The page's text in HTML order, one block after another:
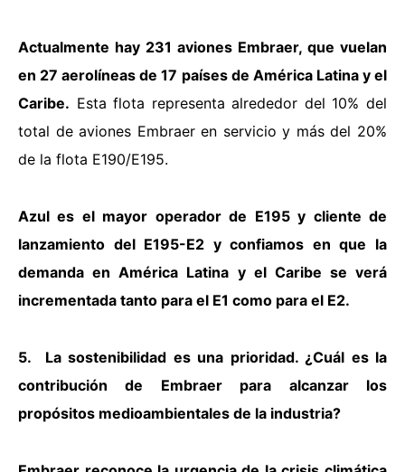
Actualmente hay 231 aviones Embraer, que vuelan
en 27 aerolíneas de 17 países de América Latina y el
Caribe. Esta flota representa alrededor del 10% del
total de aviones Embraer en servicio y más del 20%
de la flota E190/E195.
Azul es el mayor operador de E195 y cliente de
lanzamiento del E195-E2 y confiamos en que la
demanda en América Latina y el Caribe se verá
incrementada tanto para el E1 como para el E2.
5. La sostenibilidad es una prioridad. ¿Cuál es la
contribución de Embraer para alcanzar los
propósitos medioambientales de la industria?